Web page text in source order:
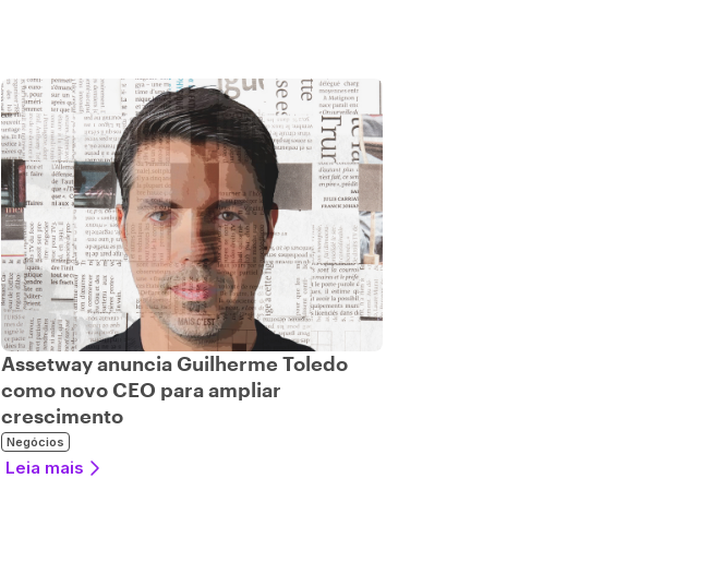
Assetway anuncia Guilherme Toledo
como novo CEO para ampliar
crescimento
Negócios
Leia mais